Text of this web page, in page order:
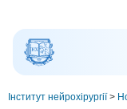
Інститут нейрохірургії>